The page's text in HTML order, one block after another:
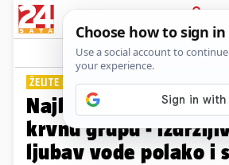
PRIJAVA
Lifestyle
ŽELITE IH U KREVETU
Najbolji ljubavnici
krvnu grupu -
ljubav vode polako i